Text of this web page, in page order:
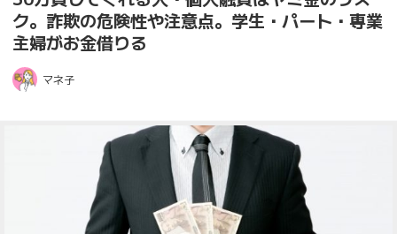
ク。詐欺の危険性や注意点。学生・パート・専業
主婦がお金借りる
マネ子